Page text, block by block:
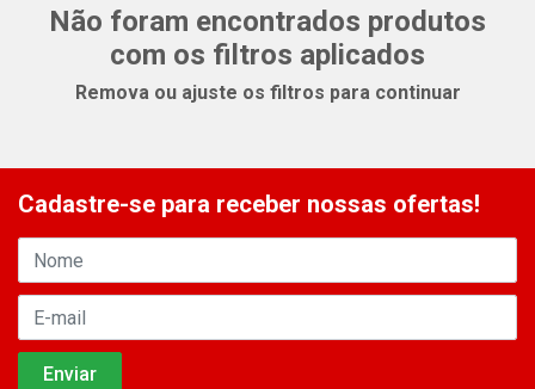
Não foram encontrados produtos
com os filtros aplicados
Remova ou ajuste os filtros para continuar
Cadastre-se para receber nossas ofertas!